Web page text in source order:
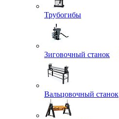
Трубогибы
Зиговочный станок
Вальцовочный станок